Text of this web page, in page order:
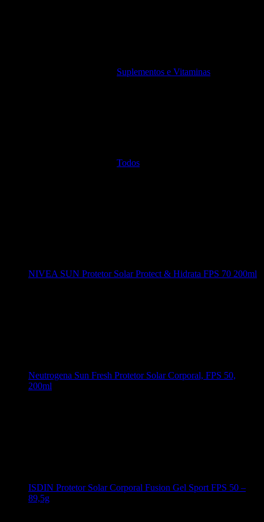
Suplementos e Vitaminas
Todos
NIVEA SUN Protetor Solar Protect & Hidrata FPS 70 200ml
Neutrogena Sun Fresh Protetor Solar Corporal, FPS 50,
200ml
ISDIN Protetor Solar Corporal Fusion Gel Sport FPS 50 –
89,5g